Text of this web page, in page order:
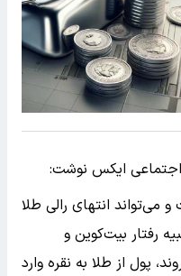
ایکس نوشت:
انتهای رالی طلا
رفتار بیت‌کوین و
پول از طلا به نقره وارد